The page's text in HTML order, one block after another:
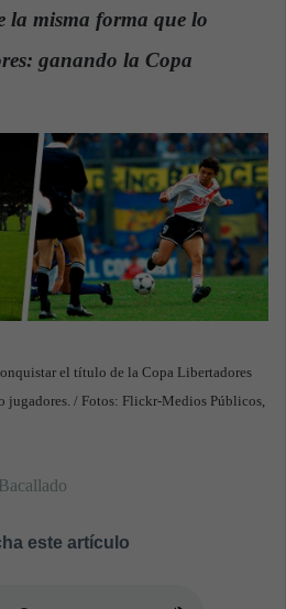
n
m
la misma forma que lo
ganando la Copa
el título de la Copa Libertadores
jugadores. / Fotos: Flickr-Medios Públicos,
este artículo